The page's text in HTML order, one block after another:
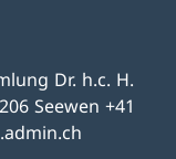
Dr. h.c. H.
Seewen +41